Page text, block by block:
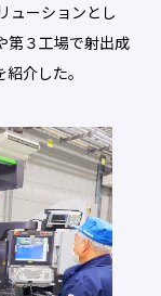
ューションとし
第３工場で射出成
介した。